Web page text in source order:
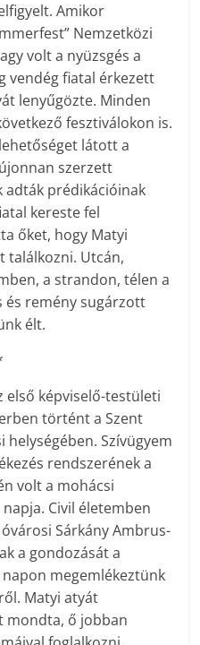
Amikor
Nemzetközi
volt a nyüzsgés a
vendég fiatal érkezett
lenyűgözte. Minden
fesztiválokon is.
látott a
szerzett
adták prédikációinak
kereste fel
őket, hogy Matyi
találkozni. Utcán,
a strandon, télen a
és remény sugárzott
élt.
első képviselő-testületi
történt a Szent
Szívügyem
rendszerének a
volt a mohácsi
Civil életemben
Sárkány Ambrus-
a gondozását a
megemlékeztünk
Matyi atyát
mondta, ő jobban